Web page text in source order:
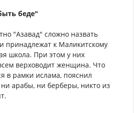
беде"
"Азавад" сложно назвать
принадлежат к Маликитскому
школа. При этом у них
верховодит женщина. Что
в рамки ислама, пояснил
арабы, ни берберы, никто из